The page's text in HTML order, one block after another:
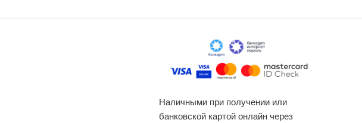
Наличными при получении или
банковской картой онлайн через